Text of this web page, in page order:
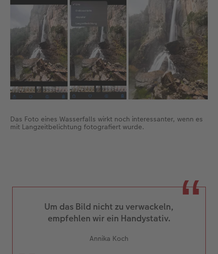
Das Foto eines Wasserfalls wirkt noch interessanter, wenn es
mit Langzeitbelichtung fotografiert wurde.
Um das Bild nicht zu verwackeln,
empfehlen wir ein Handystativ.
Annika Koch